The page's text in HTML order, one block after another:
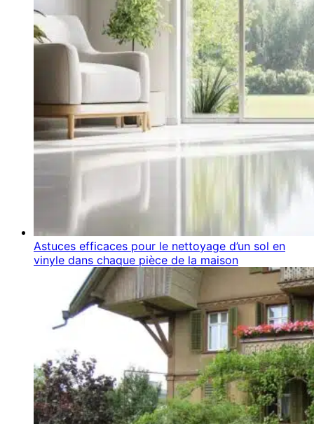
Astuces efficaces pour le nettoyage d’un sol en
vinyle dans chaque pièce de la maison